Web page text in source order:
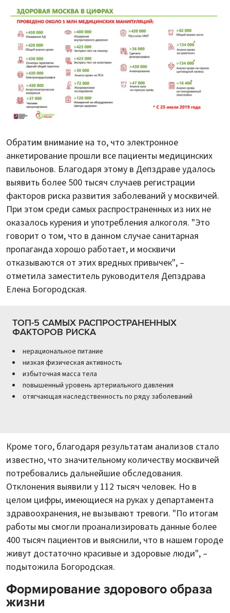
Обратим внимание на то, что электронное
анкетирование прошли все пациенты медицинских
павильонов. Благодаря этому в Депздраве удалось
выявить более 500 тысяч случаев регистрации
факторов риска развития заболеваний у москвичей.
При этом среди самых распространенных из них не
оказалось курения и употребления алкоголя. "Это
говорит о том, что в данном случае санитарная
пропаганда хорошо работает, и москвичи
отказываются от этих вредных привычек", –
отметила заместитель руководителя Депздрава
Елена Богородская.
ТОП-5 САМЫХ РАСПРОСТРАНЕННЫХ
ФАКТОРОВ РИСКА
нерациональное питание
низкая физическая активность
избыточная масса тела
повышенный уровень артериального давления
отягчающая наследственность по ряду заболеваний
Кроме того, благодаря результатам анализов стало
известно, что значительному количеству москвичей
потребовались дальнейшие обследования.
Отклонения выявили у 112 тысяч человек. Но в
целом цифры, имеющиеся на руках у департамента
здравоохранения, не вызывают тревоги. "По итогам
работы мы смогли проанализировать данные более
400 тысяч пациентов и выяснили, что в нашем городе
живут достаточно красивые и здоровые люди", –
подытожила Богородская.
Формирование здорового образа
жизни